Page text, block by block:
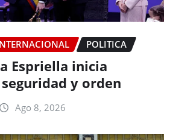
POLITICA
Espriella inicia
y orden
Ago 8, 2026